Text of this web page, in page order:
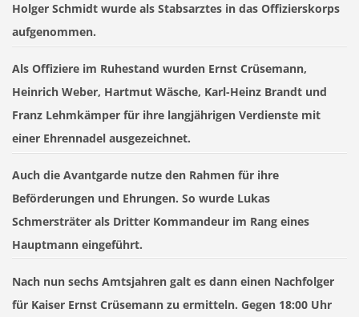
Holger Schmidt wurde als Stabsarztes in das Offizierskorps
aufgenommen.
Als Offiziere im Ruhestand wurden Ernst Crüsemann,
Heinrich Weber, Hartmut Wäsche, Karl-Heinz Brandt und
Franz Lehmkämper für ihre langjährigen Verdienste mit
einer Ehrennadel ausgezeichnet.
Auch die Avantgarde nutze den Rahmen für ihre
Beförderungen und Ehrungen. So wurde Lukas
Schmersträter als Dritter Kommandeur im Rang eines
Hauptmann eingeführt.
Nach nun sechs Amtsjahren galt es dann einen Nachfolger
für Kaiser Ernst Crüsemann zu ermitteln. Gegen 18:00 Uhr